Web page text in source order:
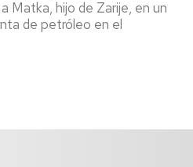
Matka, hijo de Zarije, en un
de petróleo en el